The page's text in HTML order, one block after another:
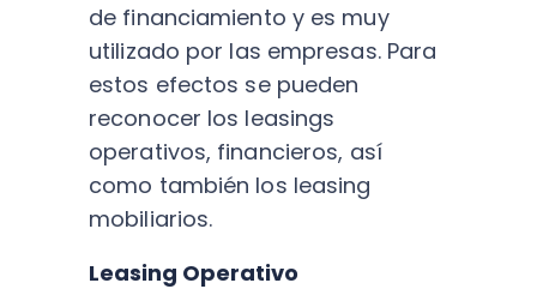
de financiamiento y es muy
utilizado por las empresas. Para
estos efectos se pueden
reconocer los leasings
operativos, financieros, así
como también los leasing
mobiliarios.
Leasing Operativo